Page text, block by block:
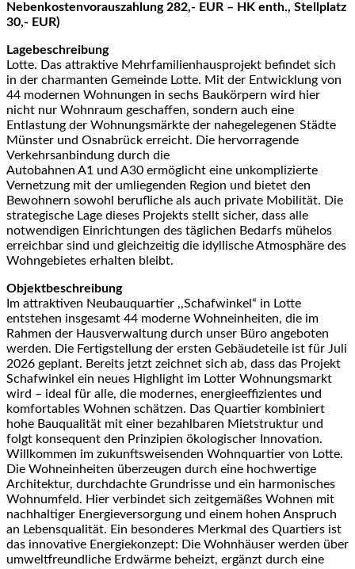
Nebenkostenvorauszahlung 282,- EUR – HK enth., Stellplatz
30,- EUR)
Lagebeschreibung
Lotte. Das attraktive Mehrfamilienhausprojekt befindet sich
in der charmanten Gemeinde Lotte. Mit der Entwicklung von
44 modernen Wohnungen in sechs Baukörpern wird hier
nicht nur Wohnraum geschaffen, sondern auch eine
Entlastung der Wohnungsmärkte der nahegelegenen Städte
Münster und Osnabrück erreicht. Die hervorragende
Verkehrsanbindung durch die
Autobahnen A1 und A30 ermöglicht eine unkomplizierte
Vernetzung mit der umliegenden Region und bietet den
Bewohnern sowohl berufliche als auch private Mobilität. Die
strategische Lage dieses Projekts stellt sicher, dass alle
notwendigen Einrichtungen des täglichen Bedarfs mühelos
erreichbar sind und gleichzeitig die idyllische Atmosphäre des
Wohngebietes erhalten bleibt.
Objektbeschreibung
Im attraktiven Neubauquartier ,,Schafwinkel“ in Lotte
entstehen insgesamt 44 moderne Wohneinheiten, die im
Rahmen der Hausverwaltung durch unser Büro angeboten
werden. Die Fertigstellung der ersten Gebäudeteile ist für Juli
2026 geplant. Bereits jetzt zeichnet sich ab, dass das Projekt
Schafwinkel ein neues Highlight im Lotter Wohnungsmarkt
wird – ideal für alle, die modernes, energieeffizientes und
komfortables Wohnen schätzen. Das Quartier kombiniert
hohe Bauqualität mit einer bezahlbaren Mietstruktur und
folgt konsequent den Prinzipien ökologischer Innovation.
Willkommen im zukunftsweisenden Wohnquartier von Lotte.
Die Wohneinheiten überzeugen durch eine hochwertige
Architektur, durchdachte Grundrisse und ein harmonisches
Wohnumfeld. Hier verbindet sich zeitgemäßes Wohnen mit
nachhaltiger Energieversorgung und einem hohen Anspruch
an Lebensqualität. Ein besonderes Merkmal des Quartiers ist
das innovative Energiekonzept: Die Wohnhäuser werden über
umweltfreundliche Erdwärme beheizt, ergänzt durch eine